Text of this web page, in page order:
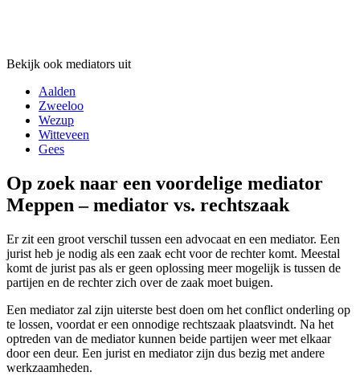
Bekijk ook mediators uit
Aalden
Zweeloo
Wezup
Witteveen
Gees
Op zoek naar een voordelige mediator
Meppen – mediator vs. rechtszaak
Er zit een groot verschil tussen een advocaat en een mediator. Een
jurist heb je nodig als een zaak echt voor de rechter komt. Meestal
komt de jurist pas als er geen oplossing meer mogelijk is tussen de
partijen en de rechter zich over de zaak moet buigen.
Een mediator zal zijn uiterste best doen om het conflict onderling op
te lossen, voordat er een onnodige rechtszaak plaatsvindt. Na het
optreden van de mediator kunnen beide partijen weer met elkaar
door een deur. Een jurist en mediator zijn dus bezig met andere
werkzaamheden.